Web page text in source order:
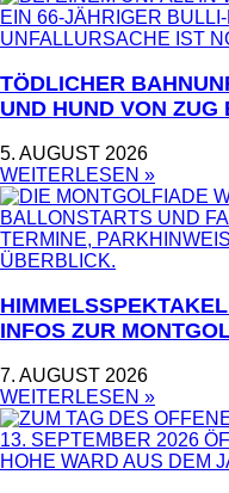
TÖDLICHER
UND HUND VON ZUG
5. AUGUST 2026
WEITERLESEN »
INFOS ZUR
7. AUGUST 2026
WEITERLESEN »